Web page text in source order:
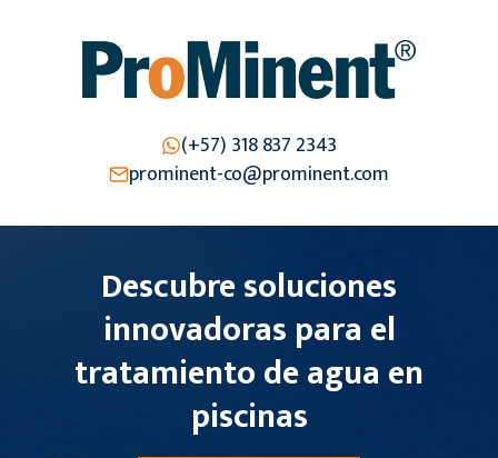
(+57) 318 837 2343
prominent-co@prominent.com
Descubre soluciones
innovadoras para el
tratamiento de agua en
piscinas